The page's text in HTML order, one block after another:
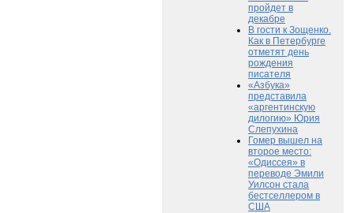
пройдет в
декабре
В гости к Зощенко.
Как в Петербурге
отметят день
рождения
писателя
«Азбука»
представила
«аргентинскую
дилогию» Юрия
Слепухина
Гомер вышел на
второе место:
«Одиссея» в
переводе Эмили
Уилсон стала
бестселлером в
США